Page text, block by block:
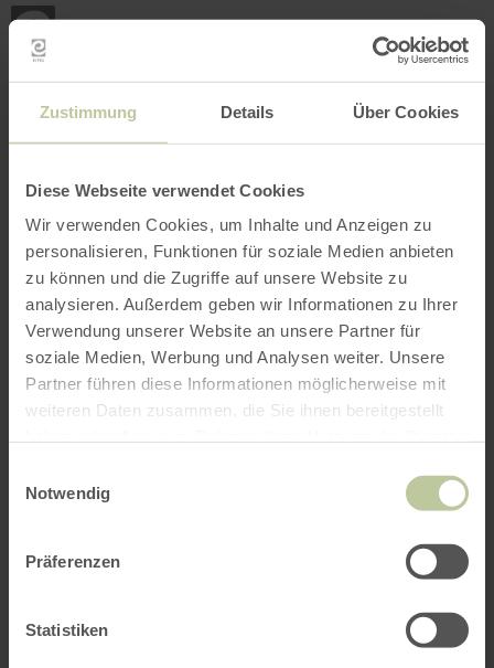
Zustimmung Details Über Cookies
Diese Webseite verwendet Cookies
Wir verwenden Cookies, um Inhalte und Anzeigen zu
personalisieren, Funktionen für soziale Medien anbieten
zu können und die Zugriffe auf unsere Website zu
analysieren. Außerdem geben wir Informationen zu Ihrer
Verwendung unserer Website an unsere Partner für
soziale Medien, Werbung und Analysen weiter. Unsere
Partner führen diese Informationen möglicherweise mit
weiteren Daten zusammen, die Sie ihnen bereitgestellt
Notwendig
Präferenzen
Statistiken
INTERACTIVE MAP
my
Open filter